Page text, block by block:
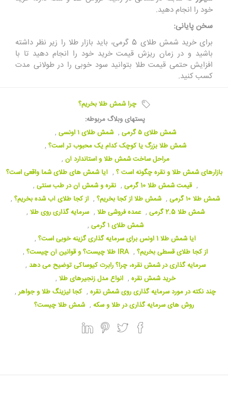
خود را انجام دهید.
سخن پایانی:
برای خرید شمش طلای 5 گرمی، باید بازار طلا را زیر نظر داشته
باشید و در زمان ریزش قیمت خرید خود را انجام دهید تا با
افزایش حتمی قیمت طلا بتوانید سود خوبی را در طولانی مدت
کسب کنید.
چرا شمش طلا بخریم؟
پستهای وبلاگ مربوطه:
شمش طلای ۵ گرمی
, شمش طلای ۱ اونسی
,
شمش طلا بزرگ یا کوچک کدام یک محبوب تر است؟ ,
مراحل ساخت شمش طلا و استاندارد آن ,
بازارهای شمش طلا و نقره چگونه است ؟ , آیا شمش های طلای شما واقعی است؟
, قیمت شمش طلا 10 گرمی , نقره و شمش آن در طب سنتی ,
شمش طلا ۱۰ گرمی
, شمش طلا از کجا بخریم؟ , از کجا طلای آب شده بخریم؟ ,
شمش طلا 2.5 گرمی
, عمده فروشی طلا , سرمایه گذاری روی طلا ,
شمش طلای ۱ گرمی
,
آیا شمش طلا 1 اونس برای سرمایه گذاری گزینه خوبی است؟
,
از کجا طلای قسطی بخریم؟ , IRA طلا چیست؟ و قوانین آن چیست؟
,
سرمایه گذاری در شمش نقره، چرا؟ رابرت کیوساکی توضیح می دهد ,
خرید شمش نقره , انواع مدل زنجیرهای طلا ,
چند نکته در مورد سرمایه گذاری روی شمش نقره , کجا لیزینگ طلا و جواهر ,
روش های سرمایه گذاری در طلا و سکه , شمش طلا چیست؟